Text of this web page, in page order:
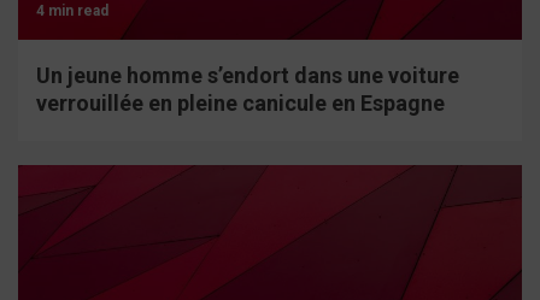
4 min read
Un jeune homme s’endort dans une voiture
verrouillée en pleine canicule en Espagne